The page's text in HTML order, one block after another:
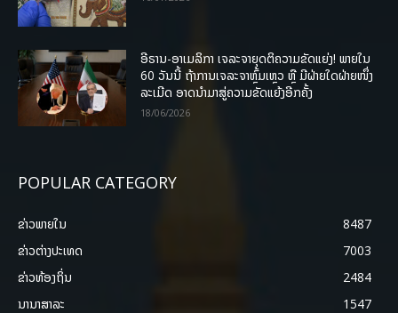
ອີຣານ-ອາເມລິກາ ເຈລະຈາຍຸດຕິຄວາມຂັດແຍ່ງ! ພາຍໃນ
60 ວັນນີ້ ຖ້າການເຈລະຈາຫຼົ້ມເຫຼວ ຫຼື ມີຝ່າຍໃດຝ່າຍໜຶ່ງ
ລະເມີດ ອາດນໍາມາສູ່ຄວາມຂັດແຍ້ງອີກຄັ້ງ
18/06/2026
POPULAR CATEGORY
ຂ່າວພາຍ​ໃນ
8487
ຂ່າວຕ່າງປະເທດ
7003
ຂ່າວທ້ອງຖິ່ນ
2484
ນານາສາລະ
1547